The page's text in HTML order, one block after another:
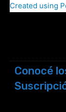
Created using
Conocé